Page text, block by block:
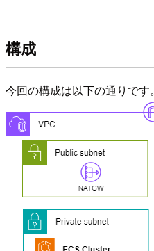
構成
今回の構成は以下の通りです。